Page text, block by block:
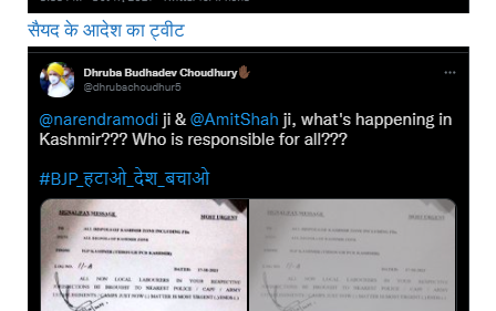
सैयद के आदेश का ट्वीट